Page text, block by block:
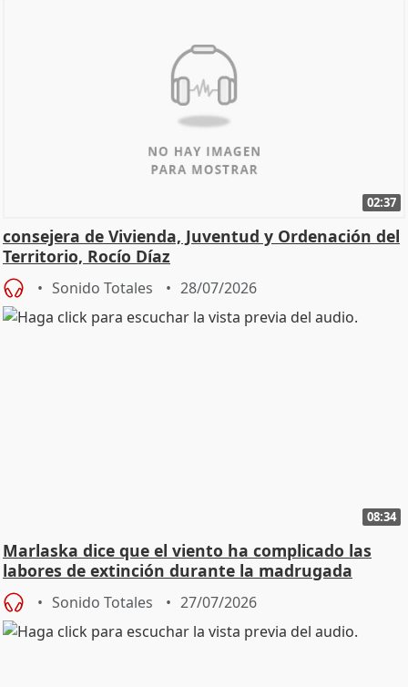
02:37
consejera de Vivienda, Juventud y Ordenación del
Territorio, Rocío Díaz
Sonido Totales 28/07/2026
08:34
Marlaska dice que el viento ha complicado las
labores de extinción durante la madrugada
Sonido Totales 27/07/2026